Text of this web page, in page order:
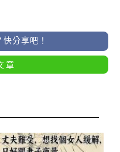
分享吧！
章